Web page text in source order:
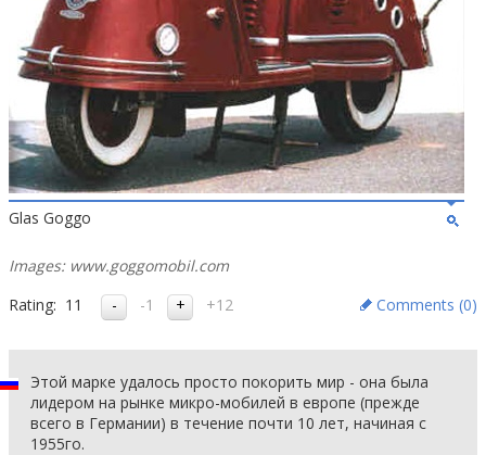
Glas Goggo
Images: www.goggomobil.com
Rating: 11 -1 +12 Comments (0)
Этой марке удалось просто покорить мир - она была
лидером на рынке микро-мобилей в европе (прежде
всего в Германии) в течение почти 10 лет, начиная с
1955го.